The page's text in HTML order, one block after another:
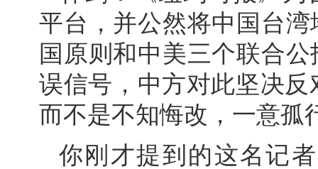
平台，并公然将中国台
国原则和中美三个联合
误信号，中方对此坚决
而不是不知悔改，一意孤
你刚才提到的这名记